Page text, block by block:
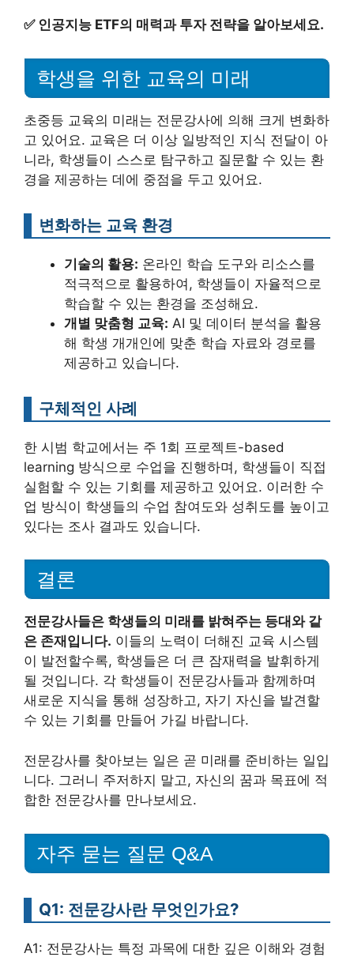
✅ 인공지능 ETF의 매력과 투자 전략을 알아보세요.
학생을 위한 교육의 미래
초중등 교육의 미래는 전문강사에 의해 크게 변화하
고 있어요. 교육은 더 이상 일방적인 지식 전달이 아
니라, 학생들이 스스로 탐구하고 질문할 수 있는 환
경을 제공하는 데에 중점을 두고 있어요.
변화하는 교육 환경
기술의 활용: 온라인 학습 도구와 리소스를
적극적으로 활용하여, 학생들이 자율적으로
학습할 수 있는 환경을 조성해요.
개별 맞춤형 교육: AI 및 데이터 분석을 활용
해 학생 개개인에 맞춘 학습 자료와 경로를
제공하고 있습니다.
구체적인 사례
한 시범 학교에서는 주 1회 프로젝트-based
learning 방식으로 수업을 진행하며, 학생들이 직접
실험할 수 있는 기회를 제공하고 있어요. 이러한 수
업 방식이 학생들의 수업 참여도와 성취도를 높이고
있다는 조사 결과도 있습니다.
결론
전문강사들은 학생들의 미래를 밝혀주는 등대와 같
은 존재입니다. 이들의 노력이 더해진 교육 시스템
이 발전할수록, 학생들은 더 큰 잠재력을 발휘하게
될 것입니다. 각 학생들이 전문강사들과 함께하며
새로운 지식을 통해 성장하고, 자기 자신을 발견할
수 있는 기회를 만들어 가길 바랍니다.
전문강사를 찾아보는 일은 곧 미래를 준비하는 일입
니다. 그러니 주저하지 말고, 자신의 꿈과 목표에 적
합한 전문강사를 만나보세요.
자주 묻는 질문 Q&A
Q1: 전문강사란 무엇인가요?
A1: 전문강사는 특정 과목에 대한 깊은 이해와 경험